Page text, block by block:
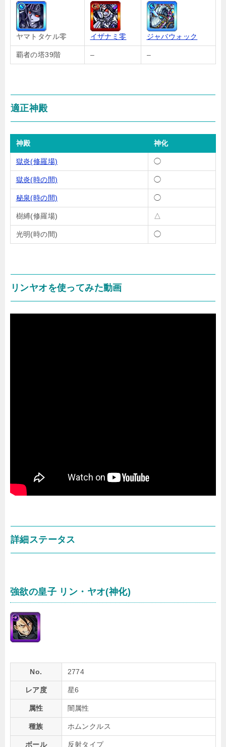
ヤマトタケル零 イザナミ零 ジャバウォック
覇者の塔39階 – –
適正神殿
神殿 神化
獄炎(修羅場) ◯
獄炎(時の間) ◯
秘泉(時の間) ◯
樹縛(修羅場) △
光明(時の間) ◯
リンヤオを使ってみた動画
詳細ステータス
強欲の皇子 リン・ヤオ(神化)
No. 2774
レア度 星6
属性 闇属性
種族 ホムンクルス
ボール 反射タイプ